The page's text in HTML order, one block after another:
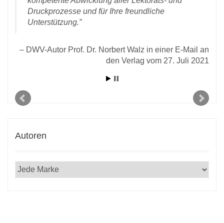
Druckprozesse und für Ihre freundliche
Unterstützung.
DWV-Autor Prof. Dr. Norbert Walz in einer E-Mail an
den Verlag vom 27. Juli 2021
Autoren